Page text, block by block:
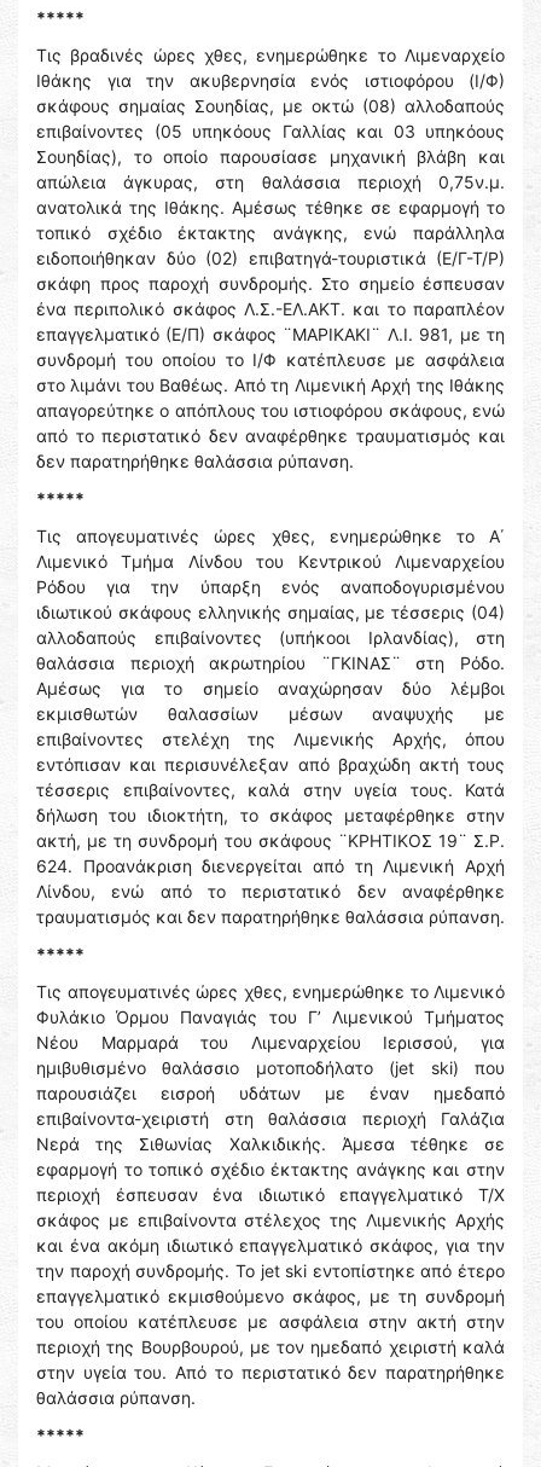
*****
Τις βραδινές ώρες χθες, ενημερώθηκε το Λιμεναρχείο
Ιθάκης για την ακυβερνησία ενός ιστιοφόρου (Ι/Φ)
σκάφους σημαίας Σουηδίας, με οκτώ (08) αλλοδαπούς
επιβαίνοντες (05 υπηκόους Γαλλίας και 03 υπηκόους
Σουηδίας), το οποίο παρουσίασε μηχανική βλάβη και
απώλεια άγκυρας, στη θαλάσσια περιοχή 0,75ν.μ.
ανατολικά της Ιθάκης. Αμέσως τέθηκε σε εφαρμογή το
τοπικό σχέδιο έκτακτης ανάγκης, ενώ παράλληλα
ειδοποιήθηκαν δύο (02) επιβατηγά-τουριστικά (Ε/Γ-Τ/Ρ)
σκάφη προς παροχή συνδρομής. Στο σημείο έσπευσαν
ένα περιπολικό σκάφος Λ.Σ.-ΕΛ.ΑΚΤ. και το παραπλέον
επαγγελματικό (Ε/Π) σκάφος ¨ΜΑΡΙΚΑΚΙ¨ Λ.Ι. 981, με τη
συνδρομή του οποίου το Ι/Φ κατέπλευσε με ασφάλεια
στο λιμάνι του Βαθέως. Από τη Λιμενική Αρχή της Ιθάκης
απαγορεύτηκε ο απόπλους του ιστιοφόρου σκάφους, ενώ
από το περιστατικό δεν αναφέρθηκε τραυματισμός και
δεν παρατηρήθηκε θαλάσσια ρύπανση.
*****
Τις απογευματινές ώρες χθες, ενημερώθηκε το Α΄
Λιμενικό Τμήμα Λίνδου του Κεντρικού Λιμεναρχείου
Ρόδου για την ύπαρξη ενός αναποδογυρισμένου
ιδιωτικού σκάφους ελληνικής σημαίας, με τέσσερις (04)
αλλοδαπούς επιβαίνοντες (υπήκοοι Ιρλανδίας), στη
θαλάσσια περιοχή ακρωτηρίου ¨ΓΚΙΝΑΣ¨ στη Ρόδο.
Αμέσως για το σημείο αναχώρησαν δύο λέμβοι
εκμισθωτών θαλασσίων μέσων αναψυχής με
επιβαίνοντες στελέχη της Λιμενικής Αρχής, όπου
εντόπισαν και περισυνέλεξαν από βραχώδη ακτή τους
τέσσερις επιβαίνοντες, καλά στην υγεία τους. Κατά
δήλωση του ιδιοκτήτη, το σκάφος μεταφέρθηκε στην
ακτή, με τη συνδρομή του σκάφους ¨ΚΡΗΤΙΚΟΣ 19¨ Σ.Ρ.
624. Προανάκριση διενεργείται από τη Λιμενική Αρχή
Λίνδου, ενώ από το περιστατικό δεν αναφέρθηκε
τραυματισμός και δεν παρατηρήθηκε θαλάσσια ρύπανση.
*****
Τις απογευματινές ώρες χθες, ενημερώθηκε το Λιμενικό
Φυλάκιο Όρμου Παναγιάς του Γ’ Λιμενικού Τμήματος
Νέου Μαρμαρά του Λιμεναρχείου Ιερισσού, για
ημιβυθισμένο θαλάσσιο μοτοποδήλατο (jet ski) που
παρουσιάζει εισροή υδάτων με έναν ημεδαπό
επιβαίνοντα-χειριστή στη θαλάσσια περιοχή Γαλάζια
Νερά της Σιθωνίας Χαλκιδικής. Άμεσα τέθηκε σε
εφαρμογή το τοπικό σχέδιο έκτακτης ανάγκης και στην
περιοχή έσπευσαν ένα ιδιωτικό επαγγελματικό Τ/Χ
σκάφος με επιβαίνοντα στέλεχος της Λιμενικής Αρχής
και ένα ακόμη ιδιωτικό επαγγελματικό σκάφος, για την
την παροχή συνδρομής. Το jet ski εντοπίστηκε από έτερο
επαγγελματικό εκμισθούμενο σκάφος, με τη συνδρομή
του οποίου κατέπλευσε με ασφάλεια στην ακτή στην
περιοχή της Βουρβουρού, με τον ημεδαπό χειριστή καλά
στην υγεία του. Από το περιστατικό δεν παρατηρήθηκε
θαλάσσια ρύπανση.
*****